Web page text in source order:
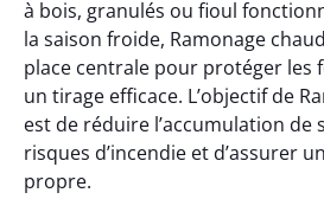
à bois, granulés ou fioul
la saison froide, Ramonage
place centrale pour protéger les
un tirage efficace. L’objectif de
est de réduire l’accumulation de
risques d’incendie et d’assurer
propre.